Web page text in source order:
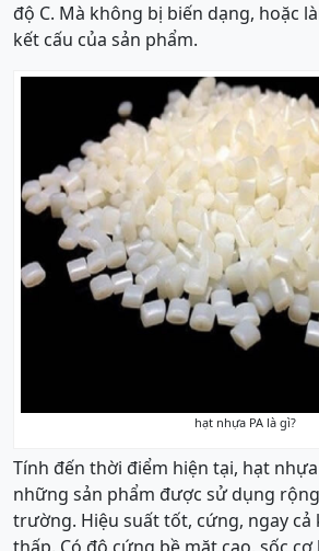
độ C. Mà không bị biến dạng, hoặc
kết cấu của sản phẩm.
hạt nhựa PA là gì?
Tính đến thời điểm hiện tại, hạt
những sản phẩm được sử dụng
trường. Hiệu suất tốt, cứng, ngay cả